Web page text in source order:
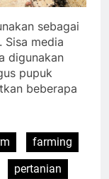
sebagai
Sisa media
digunakan
pupuk
beberapa
farming
pertanian